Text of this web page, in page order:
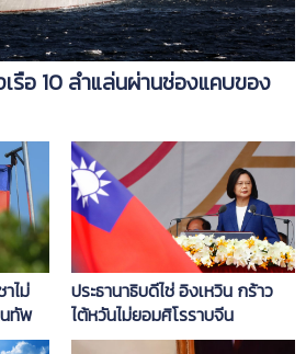
รือ 10 ลำแล่นผ่านช่องแคบของ
ไม่
ทัพ
ประธานาธิบดีไช่ อิงเหวิน กร้าว
ไต้หวันไม่ยอมศิโรราบจีน